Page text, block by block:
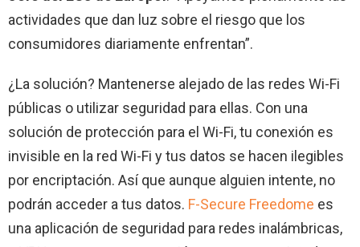
actividades que dan luz sobre el riesgo que los
consumidores diariamente enfrentan”.
¿La solución? Mantenerse alejado de las redes Wi-Fi
públicas o utilizar seguridad para ellas. Con una
solución de protección para el Wi-Fi, tu conexión es
invisible en la red Wi-Fi y tus datos se hacen ilegibles
por encriptación. Así que aunque alguien intente, no
podrán acceder a tus datos. F-Secure Freedome es
una aplicación de seguridad para redes inalámbricas,